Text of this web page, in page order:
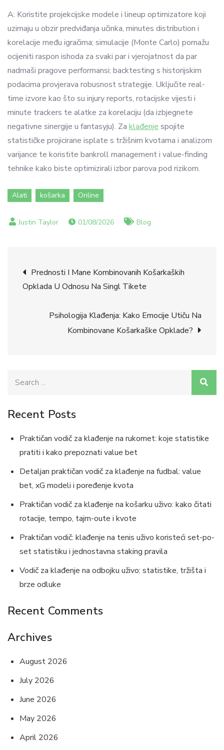
A: Koristite projekcijske modele i lineup optimizatore koji
uzimaju u obzir predviđanja učinka, minutes distribution i
korelacije među igračima; simulacije (Monte Carlo) pomažu
ocijeniti raspon ishoda za svaki par i vjerojatnost da par
nadmaši pragove performansi; backtesting s historijskim
podacima provjerava robusnost strategije. Uključite real-
time izvore kao što su injury reports, rotacijske vijesti i
minute trackers te alatke za korelaciju (da izbjegnete
negativne sinergije u fantasyju). Za klađenje spojite
statističke projicirane isplate s tržišnim kvotama i analizom
varijance te koristite bankroll management i value-finding
tehnike kako biste optimizirali izbor parova pod rizikom.
Alati košarka Online
01/08/2026 Blog
Post
navigation
Prednosti I Mane Kombinovanih Košarkaških
Opklada U Odnosu Na Singl Tikete
Psihologija Klađenja: Kako Emocije Utiču Na
Kombinovane Košarkaške Opklade?
Recent Posts
Praktičan vodič za klađenje na rukomet: koje statistike
pratiti i kako prepoznati value bet
Detaljan praktičan vodič za klađenje na fudbal: value
bet, xG modeli i poređenje kvota
Praktičan vodič za klađenje na košarku uživo: kako čitati
rotacije, tempo, tajm-oute i kvote
Praktičan vodič: klađenje na tenis uživo koristeći set-po-
set statistiku i jednostavna staking pravila
Vodič za klađenje na odbojku uživo: statistike, tržišta i
brze odluke
Recent Comments
Archives
August 2026
July 2026
June 2026
May 2026
April 2026